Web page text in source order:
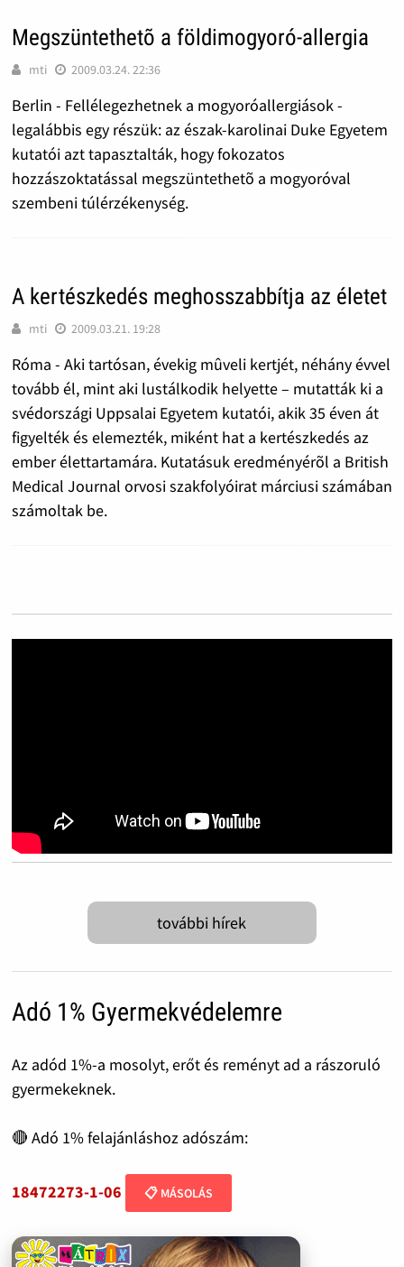
Megszüntethetõ a földimogyoró-allergia
mti 2009.03.24. 22:36
Berlin - Fellélegezhetnek a mogyoróallergiások -
legalábbis egy részük: az észak-karolinai Duke Egyetem
kutatói azt tapasztalták, hogy fokozatos
hozzászoktatással megszüntethetõ a mogyoróval
szembeni túlérzékenység.
A kertészkedés meghosszabbítja az életet
mti 2009.03.21. 19:28
Róma - Aki tartósan, évekig mûveli kertjét, néhány évvel
tovább él, mint aki lustálkodik helyette – mutatták ki a
svédországi Uppsalai Egyetem kutatói, akik 35 éven át
figyelték és elemezték, miként hat a kertészkedés az
ember élettartamára. Kutatásuk eredményérõl a British
Medical Journal orvosi szakfolyóirat márciusi számában
számoltak be.
további hírek
Adó 1% Gyermekvédelemre
Az adód 1%-a mosolyt, erőt és reményt ad a rászoruló
gyermekeknek.
🔴 Adó 1% felajánláshoz adószám:
18472273-1-06 📋 MÁSOLÁS